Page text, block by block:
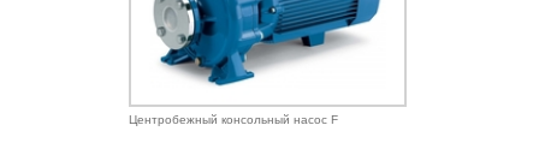
Центробежный консольный насос F